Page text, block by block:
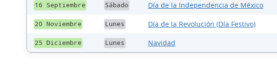
16 Septiembre Sábado Día de la Independencia de México
20 Noviembre Lunes Día de la Revolución (Día Festivo)
25 Diciembre Lunes Navidad